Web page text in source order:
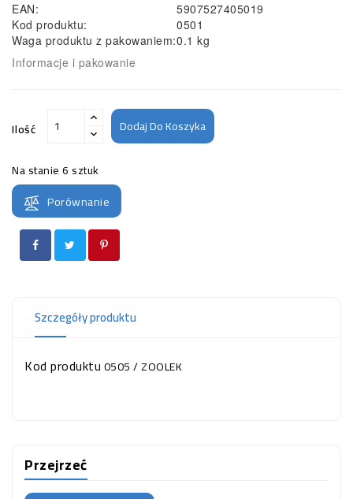
Informacje i pakowanie
EAN:
5907527405019
Kod produktu:
0501
Waga produktu z pakowaniem:0.1 kg
Ilość Dodaj Do Koszyka
Na stanie6 sztuk
Porównanie
Szczegóły produktu
Kod produktu0505 / ZOOLEK
Przejrzeć